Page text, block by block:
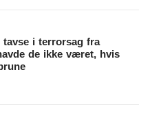
tavse i terrorsag fra
de ikke været, hvis